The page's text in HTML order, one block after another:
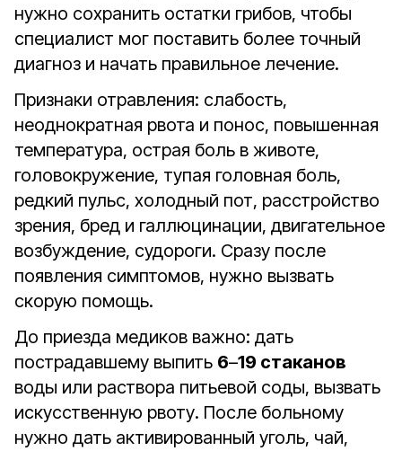
нужно сохранить остатки грибов, чтобы
специалист мог поставить более точный
диагноз и начать правильное лечение.
Признаки отравления: слабость,
неоднократная рвота и понос, повышенная
температура, острая боль в животе,
головокружение, тупая головная боль,
редкий пульс, холодный пот, расстройство
зрения, бред и галлюцинации, двигательное
возбуждение, судороги. Сразу после
появления симптомов, нужно вызвать
скорую помощь.
До приезда медиков важно: дать
пострадавшему выпить 6–19 стаканов
воды или раствора питьевой соды, вызвать
искусственную рвоту. После больному
нужно дать активированный уголь, чай,